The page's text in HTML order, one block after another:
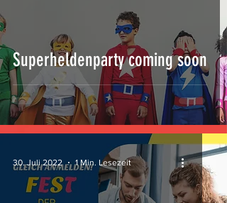
Superheldenparty coming soon
30. Juli 2022 1 Min. Lesezeit